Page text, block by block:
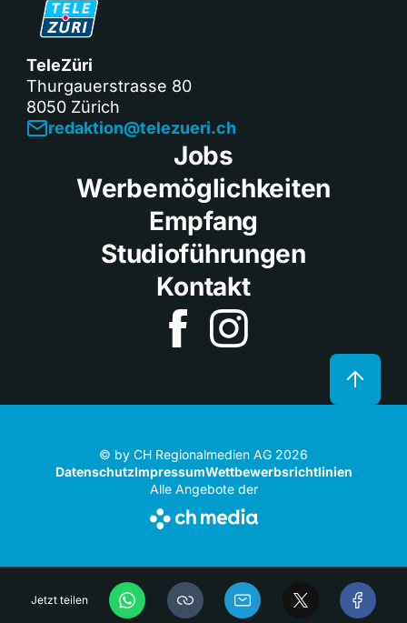
Jetzt teilen
TeleZüri
Thurgauerstrasse 80
8050 Zürich
redaktion@telezueri.ch
Jobs
Werbemöglichkeiten
Empfang
Studioführungen
Kontakt
© by CH Regionalmedien AG 2026
DatenschutzImpressumWettbewerbsrichtlinien
Alle Angebote der